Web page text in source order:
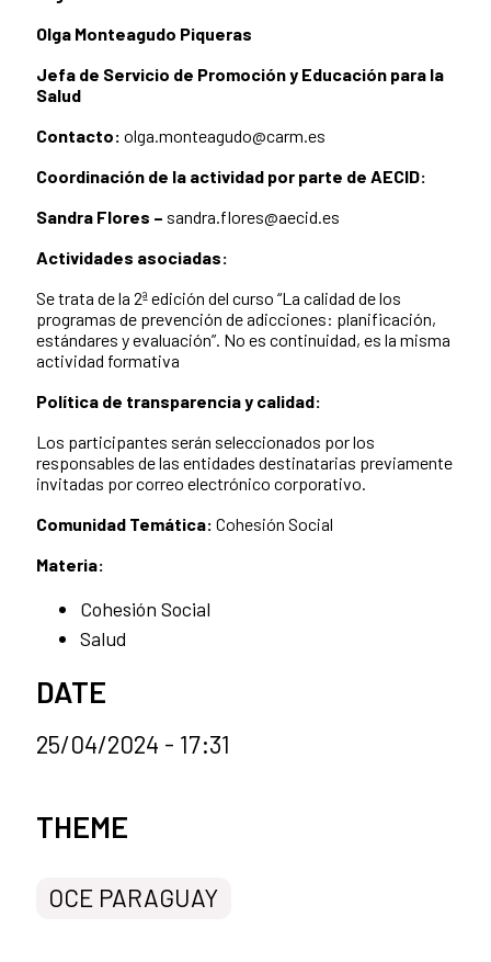
Olga Monteagudo Piqueras
Jefa de Servicio de Promoción y Educación para la
Salud
Contacto: olga.monteagudo@carm.es
Coordinación de la actividad por parte de AECID:
Sandra Flores – sandra.flores@aecid.es
Actividades asociadas:
Se trata de la 2ª edición del curso “La calidad de los
programas de prevención de adicciones: planificación,
estándares y evaluación”. No es continuidad, es la misma
actividad formativa
Política de transparencia y calidad:
Los participantes serán seleccionados por los
responsables de las entidades destinatarias previamente
invitadas por correo electrónico corporativo.
Comunidad Temática: Cohesión Social
Materia:
Cohesión Social
Salud
DATE
25/04/2024 - 17:31
News categories
THEME
OCE PARAGUAY